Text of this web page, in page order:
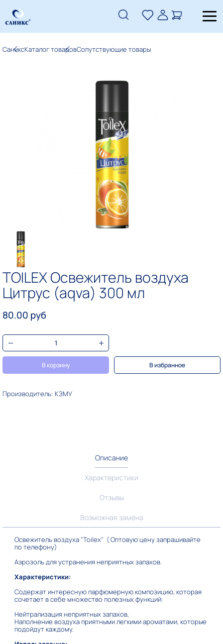
СаниксКаталог товаровСопутствующие товары
TOILEX Освежитель воздуха
Цитрус (aqva) 300 мл
80.00 руб
В корзину В избранное
Производитель: КЗМУ
Описание
Характеристики
Отзывы
Возможная замена
Освежитель воздуха "Toilex" ( Оптовую цену запрашивайте
по телефону)
Аэрозоль для устранения неприятных запахов.
Характеристики:
Содержат интересную парфюмерную композицию, которая
сочетает в себе множество полезных функций:
Нейтрализация неприятных запахов,
Наполнение воздуха приятными легкими ароматами, которые
подойдут каждому.